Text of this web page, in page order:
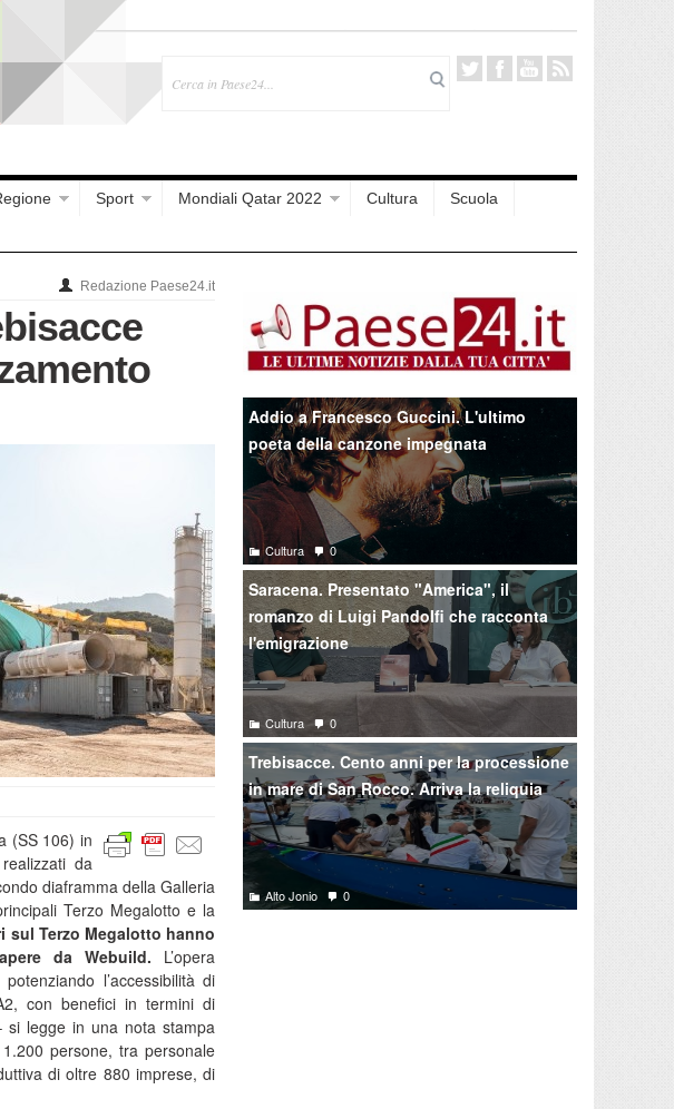
Sport Mondiali Qatar 2022 Cultura
Scuola
Redazione Paese24.it
(SS 106) in
da
diaframma della Galleria
Terzo Megalotto e la
Terzo Megalotto hanno
da Webuild. L’opera
l’accessibilità di
con benefici in termini di
si legge in una nota stampa
persone, tra personale
di oltre 880 imprese, di
Addio a Francesco Guccini. L'ultimo
poeta della canzone impegnata
Cultura 0
Saracena. Presentato "America", il
romanzo di Luigi Pandolfi che racconta
l'emigrazione
Cultura 0
Trebisacce. Cento anni per la processione
in mare di San Rocco. Arriva la reliquia
Alto Jonio 0